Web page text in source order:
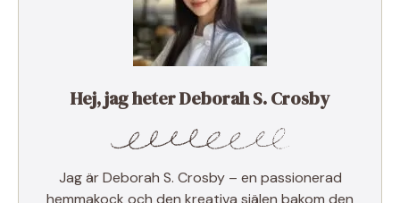
Hej, jag heter Deborah S. Crosby
Jag är Deborah S. Crosby – en passionerad
hemmakock och den kreativa själen bakom den